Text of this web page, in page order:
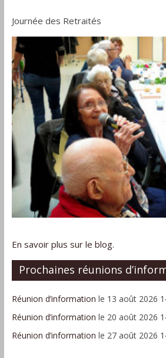
Journée des Retraités
En savoir plus sur le blog.
Prochaines réunions
Réunion d’information le 13 août 2026
Réunion d’information le 20 août 2026
Réunion d’information le 27 août 2026